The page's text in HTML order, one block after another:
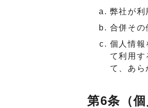
弊社が利
合併その
個人情報
て利用
て、あ
第6条（個